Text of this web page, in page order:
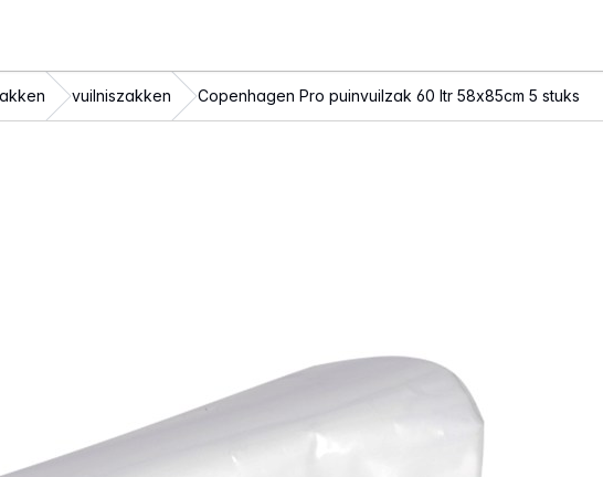
vuilniszakken Copenhagen Pro puinvuilzak 60 ltr 58x85cm 5 stuks